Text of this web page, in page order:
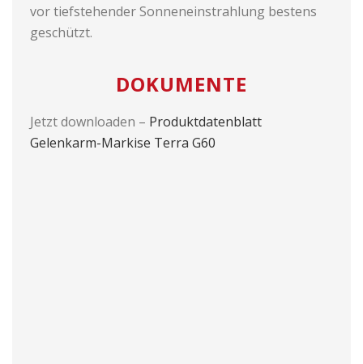
vor tiefstehender Sonneneinstrahlung bestens
geschützt.
DOKUMENTE
Jetzt downloaden – Produktdatenblatt
Gelenkarm-Markise Terra G60